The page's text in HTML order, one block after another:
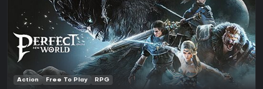
Action Free To Play RPG